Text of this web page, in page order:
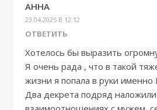
АННА
23.04.2025 В 12:12
ОТВЕТИТЬ
Хотелось бы выразить
Я очень рада , что в такой
жизни я попала в руки именно
Два декрета подряд наложили